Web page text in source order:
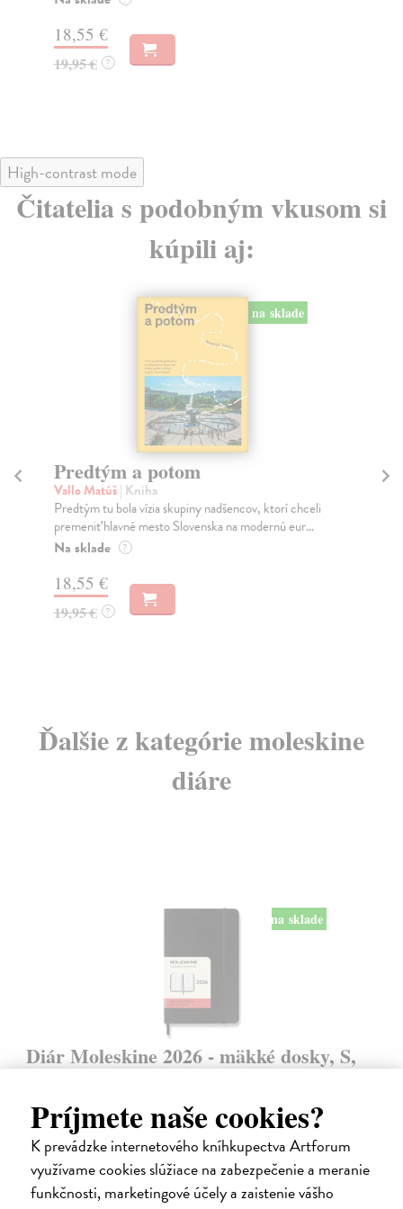
Príjmete naše cookies?
K prevádzke internetového kníhkupectva Artforum
využívame cookies slúžiace na zabezpečenie a meranie
funkčnosti, marketingové účely a zaistenie vášho
30,22 €
32,85 € ?
High-contrast mode
Čitatelia s podobným vkusom si
kúpili aj:
novinka
Město a jeho nejisté zdi
Murakami Haruki
Ty jsi to byla, kdo mi vyprávěl o tom městě. Město a
jeho nejisté zdi – dlouho očekávaný román Haru...
Na sklade
30,22 €
32,85 € ?
Ďalšie z kategórie moleskine
diáre
na sklade
Diár Moleskine 2026 - mäkké dosky, S,
denný, čierny
Denný diár vreckové veľkosti na rok 2026. Na každý deň stránka pre
poznámky a schôdzky.
Na sklade ?
24,50 €